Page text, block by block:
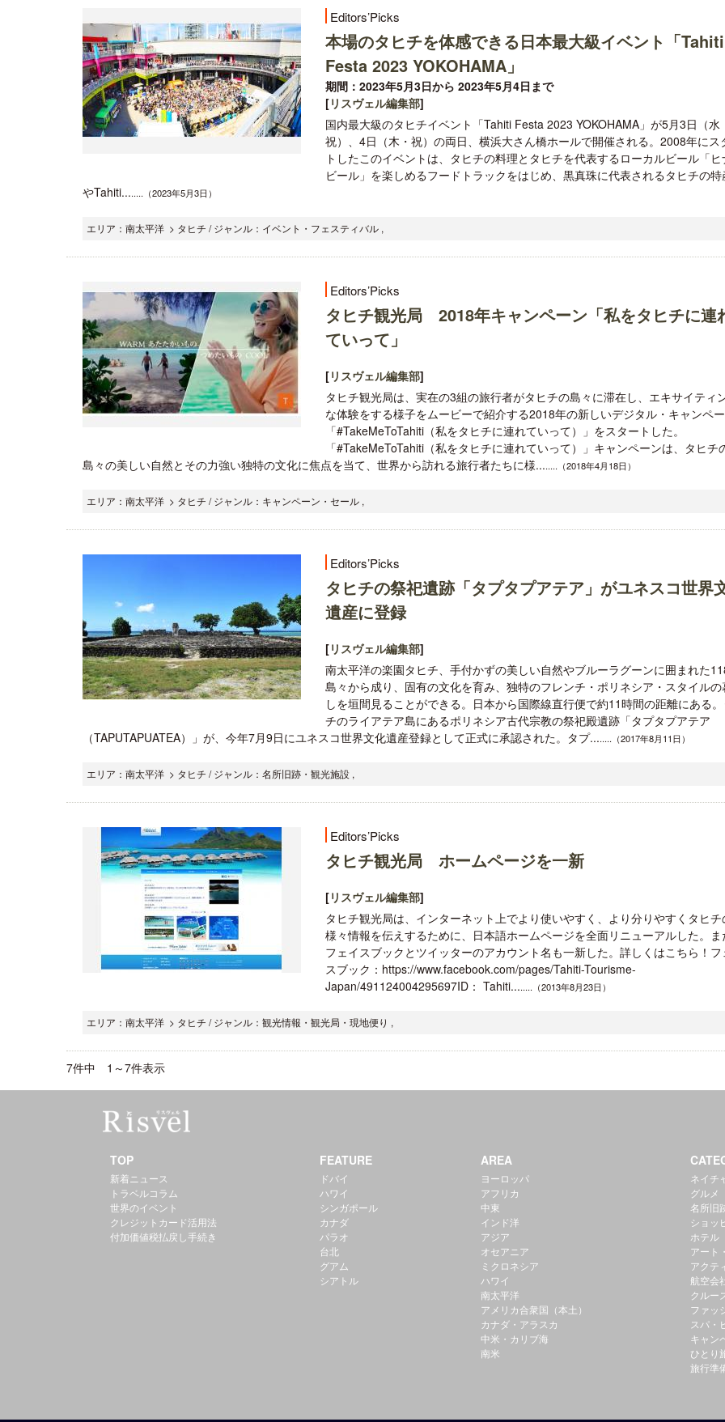
Editors’Picks
本場のタヒチを体感できる日本最大級イベント「Tahiti
Festa 2023 YOKOHAMA」
期間：2023年5月3日から 2023年5月4日まで
[リスヴェル編集部]
国内最大級のタヒチイベント「Tahiti Festa 2023 YOKOHAMA」が5月3日（水
祝）、4日（木・祝）の両日、横浜⼤さん橋ホールで開催される。2008年にス
トしたこのイベントは、タヒチの料理とタヒチを代表するローカルビール「ヒ
ビール」を楽しめるフードトラックをはじめ、黒真珠に代表されるタヒチの特
やTahiti........（2023年5月3日）
エリア：南太平洋 > タヒチ / ジャンル：イベント・フェスティバル ,
Editors’Picks
タヒチ観光局 2018年キャンペーン「私をタヒチに連
ていって」
[リスヴェル編集部]
タヒチ観光局は、実在の3組の旅行者がタヒチの島々に滞在し、エキサイティ
な体験をする様子をムービーで紹介する2018年の新しいデジタル・キャンペ
「#TakeMeToTahiti（私をタヒチに連れていって）」をスタートした。
「#TakeMeToTahiti（私をタヒチに連れていって）」キャンペーンは、タヒチ
島々の美しい自然とその力強い独特の文化に焦点を当て、世界から訪れる旅行者たちに様........（2018年4月18日）
エリア：南太平洋 > タヒチ / ジャンル：キャンペーン・セール ,
Editors’Picks
タヒチの祭祀遺跡「タプタプアテア」がユネスコ世界
遺産に登録
[リスヴェル編集部]
南太平洋の楽園タヒチ、手付かずの美しい自然やブルーラグーンに囲まれた
島々から成り、固有の文化を育み、独特のフレンチ・ポリネシア・スタイルの
しを垣間見ることができる。日本から国際線直行便で約11時間の距離にある。
チのライアテア島にあるポリネシア古代宗教の祭祀殿遺跡「タプタプアテア
（TAPUTAPUATEA）」が、今年7月9日にユネスコ世界文化遺産登録として正式に承認された。タプ........（2017年8月11日）
エリア：南太平洋 > タヒチ / ジャンル：名所旧跡・観光施設 ,
Editors’Picks
タヒチ観光局 ホームページを一新
[リスヴェル編集部]
タヒチ観光局は、インターネット上でより使いやすく、より分りやすくタヒチ
様々情報を伝えするために、日本語ホームページを全面リニューアルした。ま
フェイスブックとツイッターのアカウント名も一新した。詳しくはこちら！フ
スブック：https://www.facebook.com/pages/Tahiti-Tourisme-
Japan/491124004295697ID： Tahiti........（2013年8月23日）
エリア：南太平洋 > タヒチ / ジャンル：観光情報・観光局・現地便り ,
7件中 1～7件表示
TOP
新着ニュース
トラベルコラム
世界のイベント
クレジットカード活用法
付加価値税払戻し手続き
FEATURE
ドバイ
ハワイ
シンガポール
カナダ
パラオ
台北
グアム
シアトル
AREA
ヨーロッパ
アフリカ
中東
インド洋
アジア
オセアニア
ミクロネシア
ハワイ
南太平洋
アメリカ合衆国（本土）
カナダ・アラスカ
中米・カリブ海
南米
ネイチ
グルメ
名所旧
ショッ
ホテル
アート
アクテ
航空会
クルー
ファッ
スパ・
キャン
ひとり
旅行準